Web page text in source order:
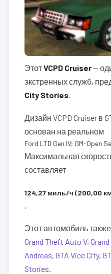
ЭтотVCPD Cruiser—
экстренных служб,
City Stories
Дизайн VCPD Cruiser в
основан на реальном
Ford LTD Gen IV; GM-Open
Максимальная
составляет
124,27 миль/ч (200,00
Этот автомобиль
Grand Theft Auto V,
Andreas, GTA Vice City,
Stories